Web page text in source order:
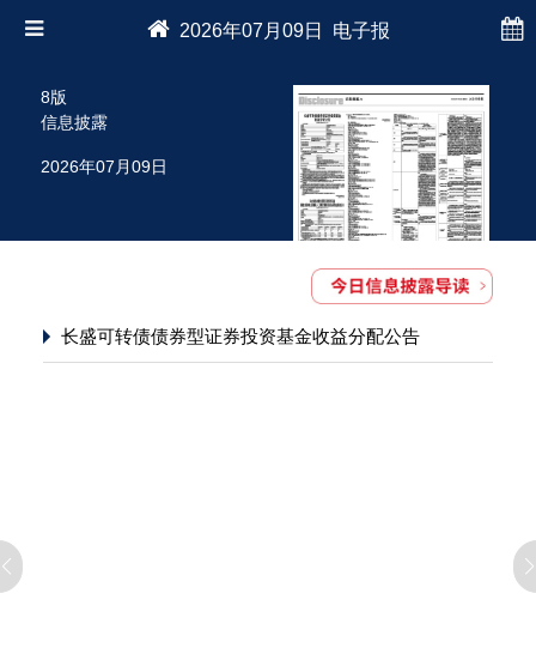
2026年07月09日 电子报
8版
信息披露
2026年07月09日
长盛可转债债券型证券投资基金收益分配公告